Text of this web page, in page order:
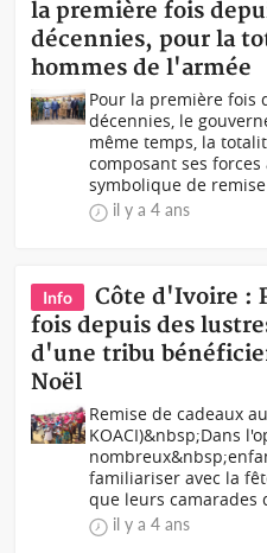
la première fois
décennies, pour la
hommes de l'armée
Pour la première fois
décennies, le
même temps, la
composant ses
symbolique de
il y a 4 ans
Info
Côte d'Ivoire :
fois depuis des
d'une tribu
Noël
Remise de cadeaux
KOACI)&nbsp;Dans
familiariser avec la
que leurs camarades
il y a 4 ans